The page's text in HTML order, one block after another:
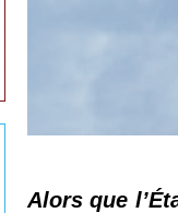
Alors que